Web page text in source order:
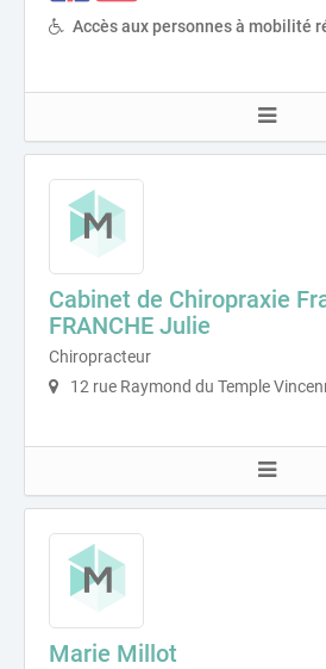
Accès aux personnes à mobilité
Cabinet de Chiropraxie
FRANCHE Julie
Chiropracteur
12 rue Raymond du Temple
Marie Millot